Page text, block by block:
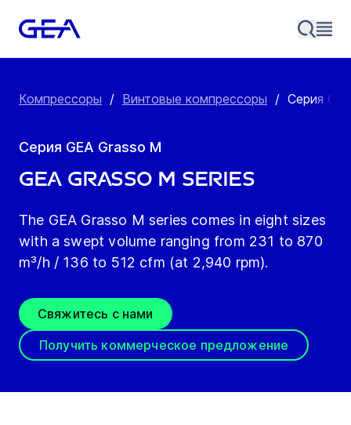
Компрессоры / Винтовые компрессоры / Серия
Серия GEA Grasso М
GEA Grasso M series
The GEA Grasso M series comes in eight sizes
with a swept volume ranging from 231 to 870
m³/h / 136 to 512 cfm (at 2,940 rpm).
Свяжитесь с нами
Получить коммерческое предложение